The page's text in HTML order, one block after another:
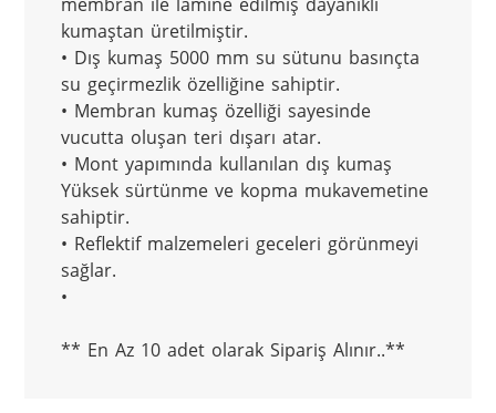
kumaştan üretilmiştir.
• Dış kumaş 5000 mm su sütunu basınçta
su geçirmezlik özelliğine sahiptir.
• Membran kumaş özelliği sayesinde
vucutta oluşan teri dışarı atar.
• Mont yapımında kullanılan dış kumaş
Yüksek sürtünme ve kopma mukavemetine
sahiptir.
• Reflektif malzemeleri geceleri görünmeyi
sağlar.
•
** En Az 10 adet olarak Sipariş Alınır..**